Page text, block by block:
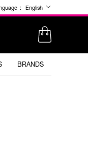
: English
BRANDS